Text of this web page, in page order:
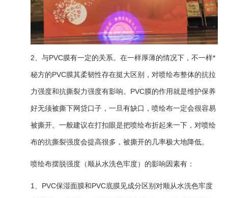
2、与PVC膜有一定的关系。在一样厚薄的情况下，不一样*
秘方的PVC膜其柔韧性存在挺大区别，对喷绘布整体的抗拉
力强度和抗撕裂力强度有影响。PVC膜的作用就是维护保养
好无须被撕下网贷口子，一旦有缺口，喷绘布一定会很容易
被撕开。一般建议在打扣眼是把喷绘布折起来一下，对喷绘
布的抗撕裂强度会提高很多，被撕开的几率极大地降低。
喷绘布摆脱强度（顺从水洗色牢度）的影响因素有：
1、PVC保湿面膜和PVC底膜见成分区别对顺从水洗色牢度